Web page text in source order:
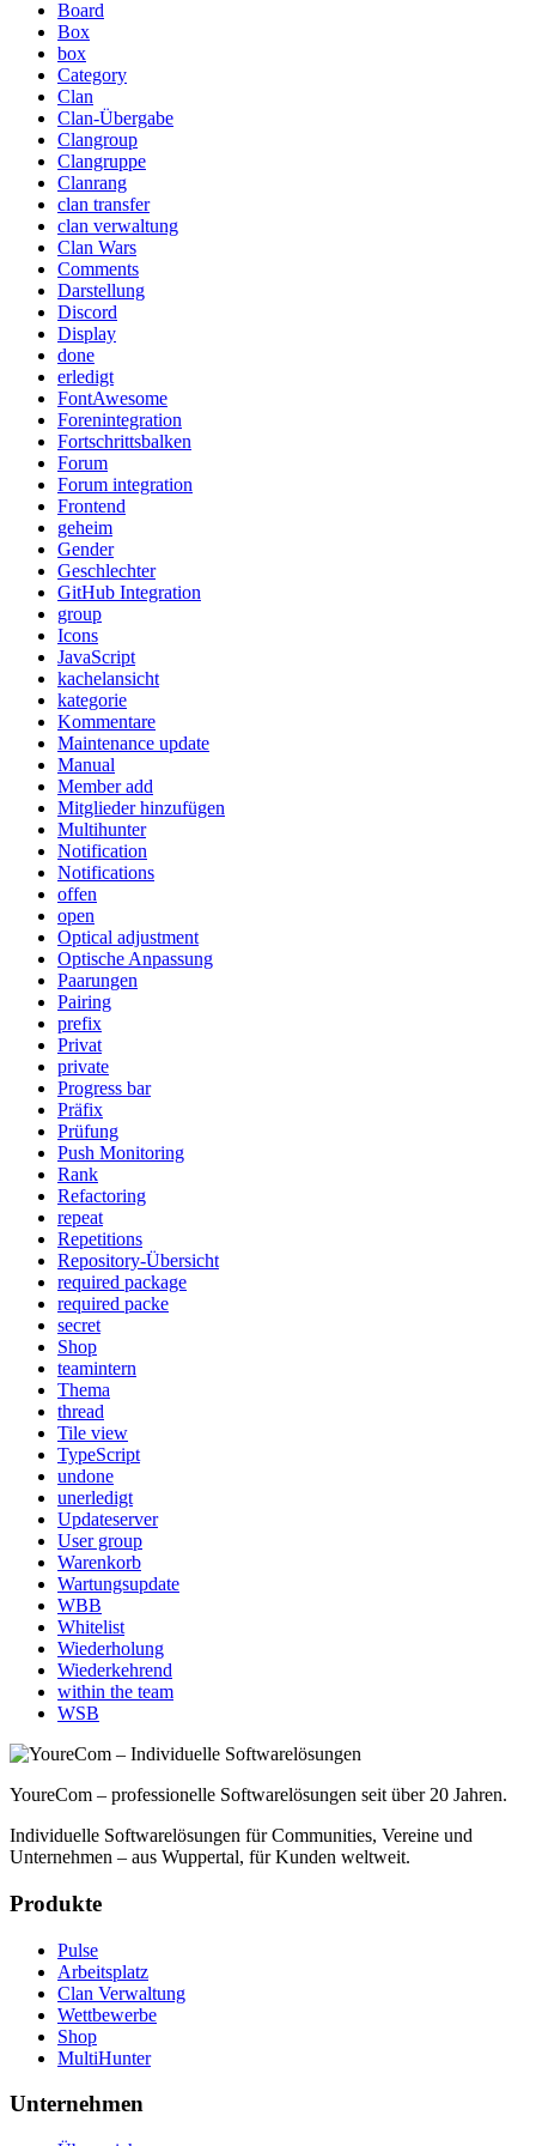
Board
Box
box
Category
Clan
Clan-Übergabe
Clangroup
Clangruppe
Clanrang
clan transfer
clan verwaltung
Clan Wars
Comments
Darstellung
Discord
Display
done
erledigt
FontAwesome
Forenintegration
Fortschrittsbalken
Forum
Forum integration
Frontend
geheim
Gender
Geschlechter
GitHub Integration
group
Icons
JavaScript
kachelansicht
kategorie
Kommentare
Maintenance update
Manual
Member add
Mitglieder hinzufügen
Multihunter
Notification
Notifications
offen
open
Optical adjustment
Optische Anpassung
Paarungen
Pairing
prefix
Privat
private
Progress bar
Präfix
Prüfung
Push Monitoring
Rank
Refactoring
repeat
Repetitions
Repository-Übersicht
required package
required packe
secret
Shop
teamintern
Thema
thread
Tile view
TypeScript
undone
unerledigt
Updateserver
User group
Warenkorb
Wartungsupdate
WBB
Whitelist
Wiederholung
Wiederkehrend
within the team
WSB
YoureCom – professionelle Softwarelösungen seit über 20 Jahren.
Individuelle Softwarelösungen für Communities, Vereine und
Unternehmen – aus Wuppertal, für Kunden weltweit.
Produkte
Pulse
Arbeitsplatz
Clan Verwaltung
Wettbewerbe
Shop
MultiHunter
Unternehmen